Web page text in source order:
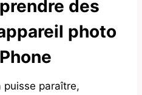
des
photo
puisse paraître,